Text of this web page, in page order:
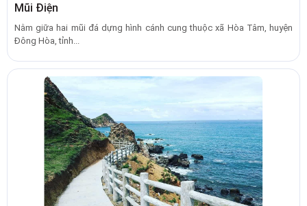
Mũi Điện
Nằm giữa hai mũi đá dựng hình cánh cung thuộc xã Hòa Tâm, huyện
Đông Hòa, tỉnh...